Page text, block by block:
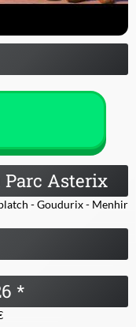
Asterix
- Goudurix - Menhir
*